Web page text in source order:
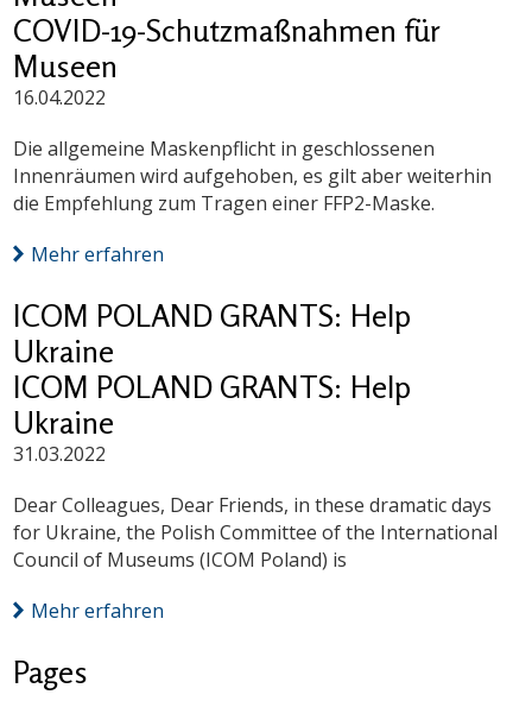
COVID-19-Schutzmaßnahmen für
Museen
16.04.2022
Die allgemeine Maskenpflicht in geschlossenen
Innenräumen wird aufgehoben, es gilt aber weiterhin
die Empfehlung zum Tragen einer FFP2-Maske.
Mehr erfahren
ICOM POLAND GRANTS: Help
Ukraine
ICOM POLAND GRANTS: Help
Ukraine
31.03.2022
Dear Colleagues, Dear Friends, in these dramatic days
for Ukraine, the Polish Committee of the International
Council of Museums (ICOM Poland) is
Mehr erfahren
Pages